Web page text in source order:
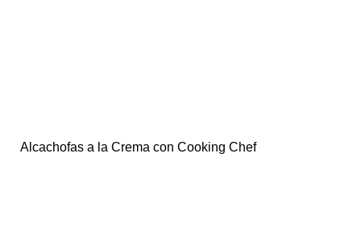
Alcachofas a la Crema con Cooking Chef